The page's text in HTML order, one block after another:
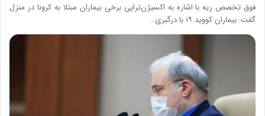
فوق تخصص ریه با اشاره به اکسیژن‌تراپی برخی بیماران مبتلا به کرونا در منزل
گفت: بیماران کووید ۱۹ با درگیری…